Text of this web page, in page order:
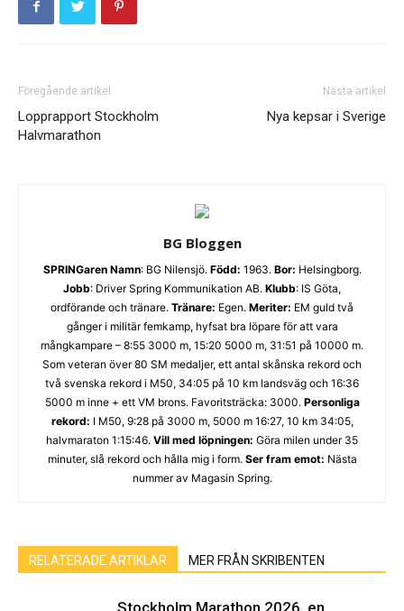
Föregående artikel
Lopprapport Stockholm
Halvmarathon
Nästa artikel
Nya kepsar i Sverige
BG Bloggen
SPRINGaren Namn: BG Nilensjö. Född: 1963. Bor: Helsingborg.
Jobb: Driver Spring Kommunikation AB. Klubb: IS Göta,
ordförande och tränare. Tränare: Egen. Meriter: EM guld två
gånger i militär femkamp, hyfsat bra löpare för att vara
mångkampare – 8:55 3000 m, 15:20 5000 m, 31:51 på 10000 m.
Som veteran över 80 SM medaljer, ett antal skånska rekord och
två svenska rekord i M50, 34:05 på 10 km landsväg och 16:36
5000 m inne + ett VM brons. Favoritsträcka: 3000. Personliga
rekord: I M50, 9:28 på 3000 m, 5000 m 16:27, 10 km 34:05,
halvmaraton 1:15:46. Vill med löpningen: Göra milen under 35
minuter, slå rekord och hålla mig i form. Ser fram emot: Nästa
nummer av Magasin Spring.
RELATERADE ARTIKLAR MER FRÅN SKRIBENTEN
Stockholm Marathon 2026, en